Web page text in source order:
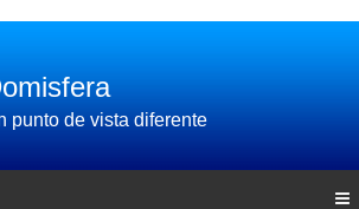
punto de vista diferente